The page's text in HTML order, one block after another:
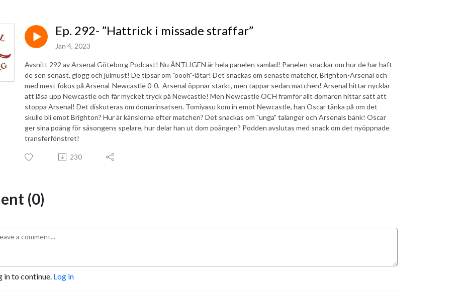
Ep. 292- ”Hattrick i missade straffar”
Jan 4, 2023
Avsnitt 292 av Arsenal Göteborg Podcast! Nu ÄNTLIGEN är hela panelen samlad! Panelen snackar om hur de har haft
de sen senast, glögg och julmust! De tipsar om "oooh"-låtar! Det snackas om senaste matcher, Brighton-Arsenal och
med mest fokus på Arsenal-Newcastle 0-0. Arsenal öppnar starkt, men tappar sedan matchen! Arsenal hittar nycklar
att låsa upp Newcastle och får mycket tryck på Newcastle! Men Newcastle OCH framför allt domaren hittar sätt att
stoppa Arsenal! Det diskuteras om domarinsatsen. Tomiyasu kom in emot Newcastle, han Oscar tänka på om det
skulle bli emot Brighton? Hur är känslorna efter matchen? Det snackas om "unga" talanger och Arsenals bänk! Oscar
ger sina poäng för säsongens spelare, hur delar han ut dom poängen? Podden avslutas med snack om det nyöppnade
transferfönstret!
230
(0)
in to continue. Log in